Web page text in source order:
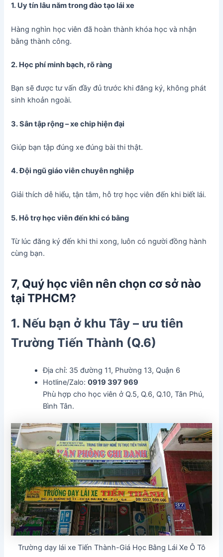
1. Uy tín lâu năm trong đào tạo lái xe
Hàng nghìn học viên đã hoàn thành khóa học và nhận
bằng thành công.
2. Học phí minh bạch, rõ ràng
Bạn sẽ được tư vấn đầy đủ trước khi đăng ký, không phát
sinh khoản ngoài.
3. Sân tập rộng – xe chip hiện đại
Giúp bạn tập đúng xe đúng bài thi thật.
4. Đội ngũ giáo viên chuyên nghiệp
Giải thích dễ hiểu, tận tâm, hỗ trợ học viên đến khi biết lái.
5. Hỗ trợ học viên đến khi có bằng
Từ lúc đăng ký đến khi thi xong, luôn có người đồng hành
cùng bạn.
7, Quý học viên nên chọn cơ sở nào
tại TPHCM?
1. Nếu bạn ở khu Tây – ưu tiên
Trường Tiến Thành (Q.6)
Địa chỉ: 35 đường 11, Phường 13, Quận 6
Hotline/Zalo:0919 397 969
Phù hợp cho học viên ở Q.5, Q.6, Q.10, Tân Phú,
Bình Tân.
Trường dạy lái xe Tiến Thành-Giá Học Bằng Lái Xe Ô Tô